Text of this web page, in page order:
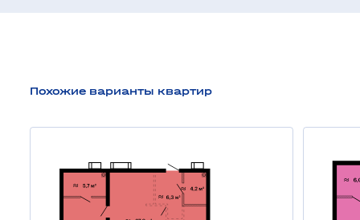
Похожие варианты квартир